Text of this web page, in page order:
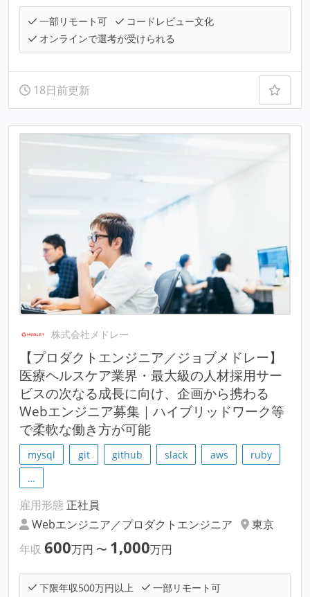
一部リモート可
コードレビュー文化
オンラインで選考が受けられる
18日前更新
株式会社メドレー
【プロダクトエンジニア／ジョブメドレー】
医療ヘルスケア業界・最大級の人材採用サー
ビスの次なる成長に向け、企画から携わる
Webエンジニア募集｜ハイブリッドワーク等
で柔軟な働き方が可能
mysql git github slack aws
ruby
…
雇用形態 正社員
Webエンジニア／プロダクトエンジニア
東京
年収 600万円 〜 1,000万円
下限年収500万円以上
一部リモート可